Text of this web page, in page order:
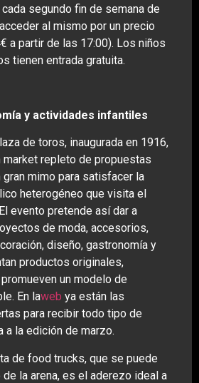
segundo fin de semana de
al mismo por un precio
a partir de las 17:00). Los niños
tienen entrada gratuita.
y actividades infantiles
de toros, inaugurada en 1916,
market repleto de propuestas
mimo para satisfacer la
heterogéneo que visita el
evento pretende así dar a
de moda, accesorios,
diseño, gastronomía y
productos originales,
un modelo de
En laweb ya están las
para recibir todo tipo de
a la edición de marzo.
de food trucks, que se puede
la arena, es el aderezo ideal a